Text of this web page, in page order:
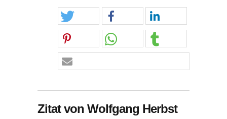
Zitat von Wolfgang Herbst